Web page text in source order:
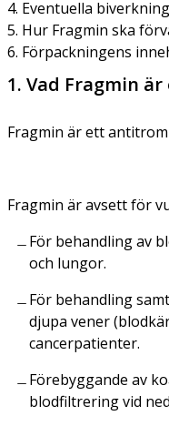
4. Eventuella
5. Hur Fragmin ska
6. Förpackningens
1. Vad Fragmin
Fragmin är ett
Fragmin är avsett för
För behandling av
och lungor.
För behandling
djupa vener
cancerpatienter.
Förebyggande av
blodfiltrering vid